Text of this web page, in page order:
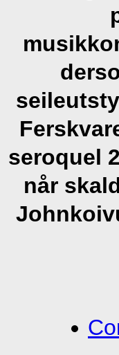
seroquel
når